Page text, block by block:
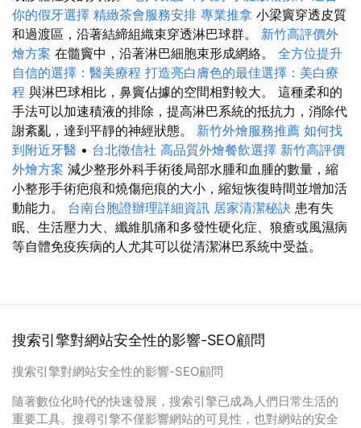
你的假牙選擇 精緻茶會服務安排 專業推拿 小梁竇穿透皮質
和過渡區，沿著結締組織束穿透淋巴球群。 新竹高評價外
燴方案 在髓竇中，沿著淋巴細胞束形成網絡。 全方位提升
自信的選擇：醫美療程 打造亮白膚色的最佳選擇：美白療
程 與淋巴球相比，鼻竇佔據的空間相對較大。 這種柔和的
手法可以加速積液的排除，提高淋巴系統的抵抗力，消除代
謝紊亂，達到平靜的神經狀態。 新竹外燴服務推薦 如何找
到附近牙醫 • 台北徵信社 高品質外燴餐飲選擇 新竹高評價
外燴方案 減少整形外科手術後局部水腫和血腫的數量，縮
小整形手術疤痕和燒傷疤痕的大小，縮短恢復時間並增加活
動能力。 台南台胞證辦理詳細資訊 居家清潔秘訣 患有失
眠、生活壓力大、纖維肌痛和多發性硬化症、狼瘡或風濕病
等自體免疫疾病的人尤其可以從清潔淋巴系統中受益。
搜索引擎對網站安全性的影響-SEO顧問
搜索引擎對網站安全性的影響-SEO顧問
隨著數位化時代的快速發展，搜索引擎已成為人們日常生活的
重要工具。搜尋引擎不僅影響網站的可見性，也對網站的安全